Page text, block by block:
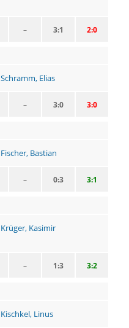
2:0
3:1
–
Schramm, Elias
3:0
3:0
–
Fischer, Bastian
3:1
0:3
–
Krüger, Kasimir
3:2
1:3
–
Kischkel, Linus